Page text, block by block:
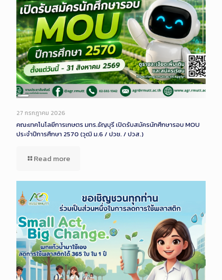
Long
Description
27 กรกฎาคม 2026
คณะเทคโนโลยีการเกษตร มทร.ธัญบุรี เปิดรับสมัครนักศึกษารอบ MOU
ประจำปีการศึกษา 2570 (วุฒิ ม.6 / ปวช. / ปวส.)
Read more